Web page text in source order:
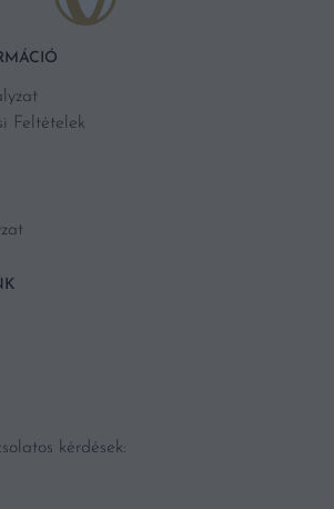
Feltételek
kérdések: